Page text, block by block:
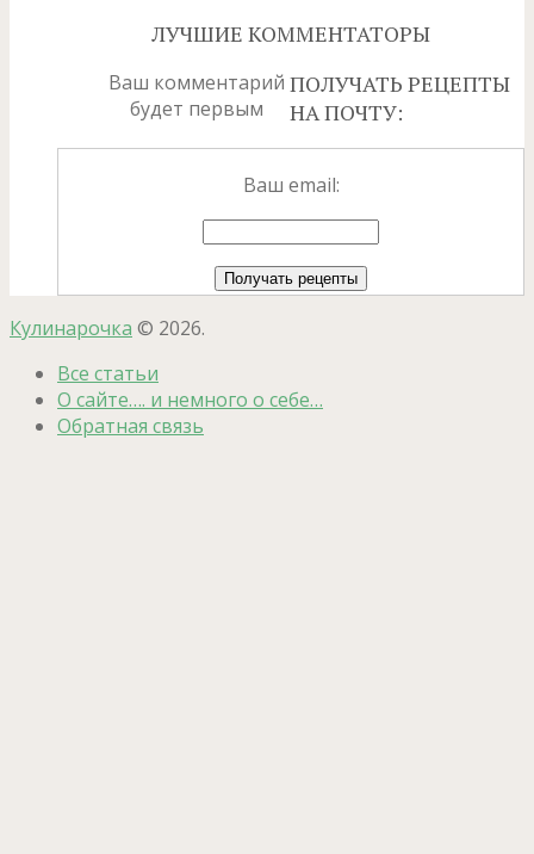
ЛУЧШИЕ КОММЕНТАТОРЫ
Ваш комментарий
будет первым
ПОЛУЧАТЬ РЕЦЕПТЫ
НА ПОЧТУ:
Ваш email:
Кулинарочка © 2026.
Все статьи
О сайте…. и немного о себе…
Обратная связь